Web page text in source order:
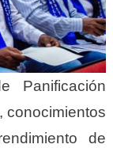
Panificación
conocimientos
de